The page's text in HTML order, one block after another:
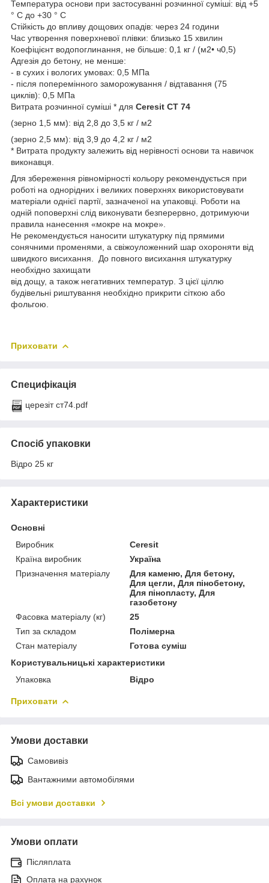
Температура основи при застосуванні розчинної суміші: від +5
° C до +30 ° C
Стійкість до впливу дощових опадів: через 24 години
Час утворення поверхневої плівки: близько 15 хвилин
Коефіцієнт водопоглинання, не більше: 0,1 кг / (м2• ч0,5)
Адгезія до бетону, не менше:
- в сухих і вологих умовах: 0,5 МПа
- після поперемінного заморожування / відтавання (75
циклів): 0,5 МПа
Витрата розчинної суміші * для Ceresit СТ 74
(зерно 1,5 мм): від 2,8 до 3,5 кг / м2
(зерно 2,5 мм): від 3,9 до 4,2 кг / м2
* Витрата продукту залежить від нерівності основи та навичок
виконавця.
Для збереження рівномірності кольору рекомендується при
роботі на однорідних і великих поверхнях використовувати
матеріали однієї партії, зазначеної на упаковці. Роботи на
одній поповерхні слід виконувати безперервно, дотримуючи
правила нанесення «мокре на мокре».
Не рекомендується наносити штукатурку під прямими
сонячними променями, а свіжоуложенний шар охороняти від
швидкого висихання. До повного висихання штукатурку
необхідно захищати
від дощу, а також негативних температур. З цієї ціллю
будівельні риштування необхідно прикрити сіткою або
фольгою.
Приховати
Специфікація
церезіт ст74.pdf
Спосіб упаковки
Відро 25 кг
Характеристики
Основні
Виробник
Ceresit
Країна виробник
Україна
Призначення матеріалу
Для каменю, Для бетону,
Для цегли, Для пінобетону,
Для пінопласту, Для
газобетону
Фасовка матеріалу (кг)
25
Тип за складом
Полімерна
Стан матеріалу
Готова суміш
Користувальницькі характеристики
Упаковка
Відро
Приховати
Умови доставки
Самовивіз
Вантажними автомобілями
Всі умови доставки
Умови оплати
Післяплата
Оплата на рахунок